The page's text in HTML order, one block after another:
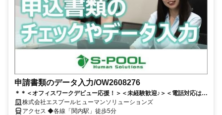
申請書類のデータ入力/OW2608276
＊＊＜オフィスワークデビュー応援！＞＜未経験歓迎♪＞＜電話対応は一
切ありません！＞＊＊短期・長期どちらも歓迎！勤務期間や希望条件も
お気軽にご相談ください♪
株式会社エスプールヒューマンソリューションズ
アクセス ◆各線「関内駅」徒歩5分